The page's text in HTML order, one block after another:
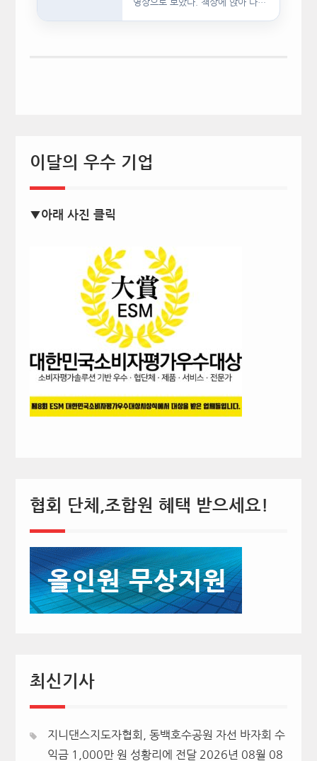
영상으로 보았다. 책상에 앉아 다른
이달의 우수 기업
▼아래 사진 클릭
협회 단체,조합원 혜택 받으세요!
최신기사
지니댄스지도자협회, 동백호수공원 자선 바자회 수
익금 1,000만 원 성황리에 전달 2026년 08월 08